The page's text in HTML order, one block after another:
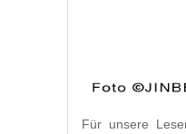
Für unsere